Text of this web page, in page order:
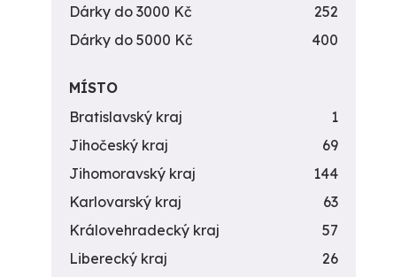
Dárky do 3000 Kč
252
Dárky do 5000 Kč
400
MÍSTO
Bratislavský kraj
1
Jihočeský kraj
69
Jihomoravský kraj
144
Karlovarský kraj
63
Královehradecký kraj
57
Liberecký kraj
26